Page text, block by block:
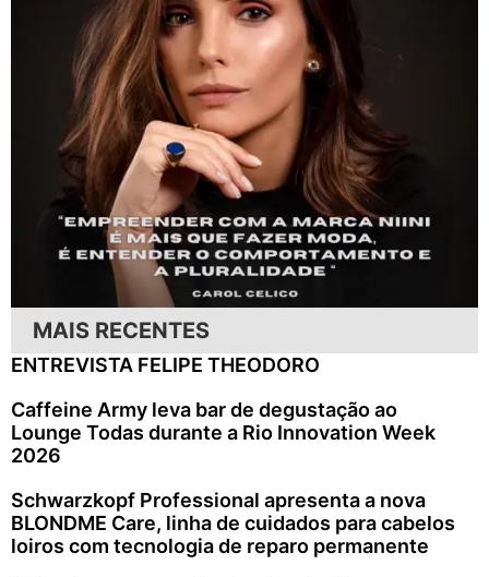
MAIS RECENTES
ENTREVISTA FELIPE THEODORO
Caffeine Army leva bar de degustação ao
Lounge Todas durante a Rio Innovation Week
2026
Schwarzkopf Professional apresenta a nova
BLONDME Care, linha de cuidados para cabelos
loiros com tecnologia de reparo permanente